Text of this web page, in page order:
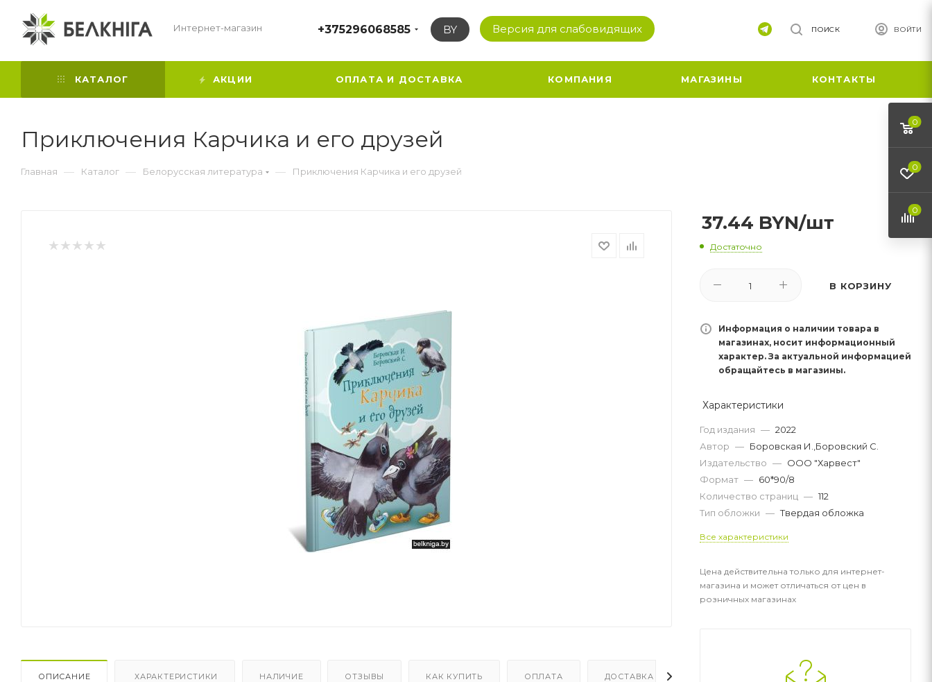
Интернет-магазин +375296068585 BY Версия для слабовидящих ВОЙТИ
ПОИСК
КАТАЛОГ АКЦИИ ОПЛАТА И ДОСТАВКА КОМПАНИЯ МАГАЗИНЫ КОНТАКТЫ
Приключения Карчика и его друзей
Главная — Каталог — Белорусская литература — Приключения Карчика и его друзей
ОПИСАНИЕ ХАРАКТЕРИСТИКИ НАЛИЧИЕ ОТЗЫВЫ КАК КУПИТЬ ОПЛАТА ДОСТАВКА
37.44 BYN/шт
Достаточно
В КОРЗИНУ
Информация о наличии товара в
магазинах, носит информационный
характер. За актуальной информацией
обращайтесь в магазины.
Характеристики
Год издания — 2022
Автор — Боровская И.,Боровский С.
Издательство — ООО "Харвест"
Формат — 60*90/8
Количество страниц — 112
Тип обложки — Твердая обложка
Все характеристики
Цена действительна только для интернет-
магазина и может отличаться от цен в
розничных магазинах
0
0
0